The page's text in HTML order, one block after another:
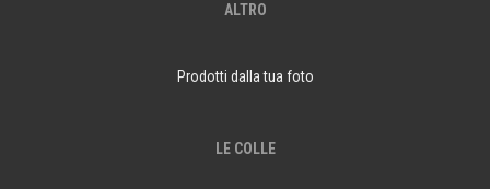
ALTRO
Prodotti dalla tua foto
LE COLLE